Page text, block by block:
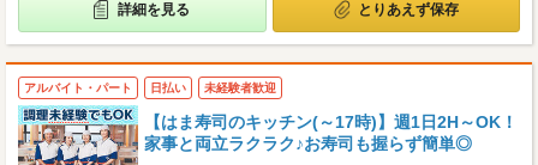
詳細を見る とりあえず保存
アルバイト・パート 日払い 未経験者歓迎
【はま寿司のキッチン(～17時)】週1日2H～OK！
家事と両立ラクラク♪お寿司も握らず簡単◎